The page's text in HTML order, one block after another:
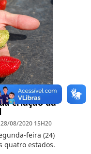
criação da
28/08/2020 15H20
feira (24)
quatro estados.